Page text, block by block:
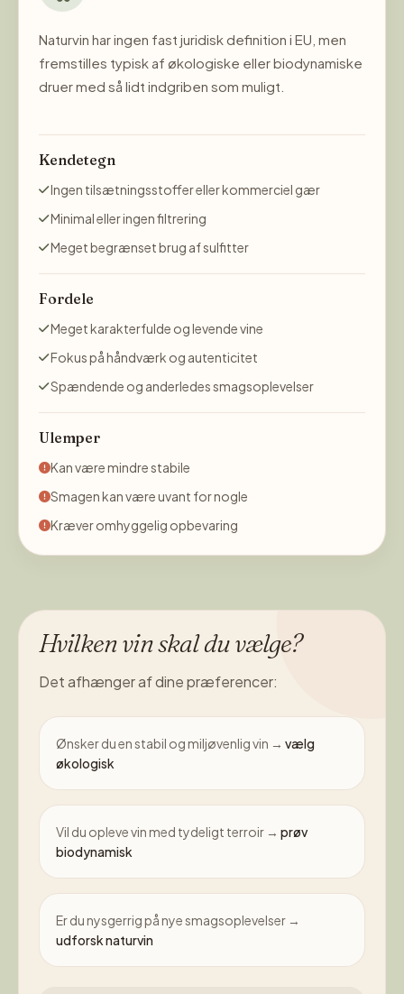
Naturvin har ingen fast juridisk definition i EU, men
fremstilles typisk af økologiske eller biodynamiske
druer med så lidt indgriben som muligt.
Kendetegn
Ingen tilsætningsstoffer eller kommerciel gær
Minimal eller ingen filtrering
Meget begrænset brug af sulfitter
Fordele
Meget karakterfulde og levende vine
Fokus på håndværk og autenticitet
Spændende og anderledes smagsoplevelser
Ulemper
Kan være mindre stabile
Smagen kan være uvant for nogle
Kræver omhyggelig opbevaring
Hvilken vin skal du vælge?
Det afhænger af dine præferencer:
Ønsker du en stabil og miljøvenlig vin → vælg
økologisk
Vil du opleve vin med tydeligt terroir → prøv
biodynamisk
Er du nysgerrig på nye smagsoplevelser →
udforsk naturvin